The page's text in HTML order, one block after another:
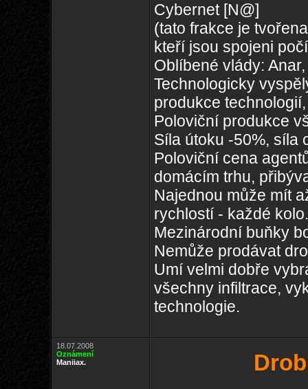
Cybernet [N@]
(tato frakce je
kteří jsou spojeni
Oblíbené vlády:
Technologicky
produkce
Poloviční produkce
Síla útoku -50%, síla
Poloviční cena
domácím trhu,
Najednou může mít
rychlostí - každé kolo.
Mezinárodní buňky
Nemůže prodávat
Umí velmi dobře
všechny infiltrace,
technologie.
18.07.2008
Oznámení
Maniiax.